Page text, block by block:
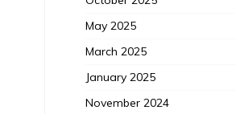
May 2025
March 2025
January 2025
November 2024